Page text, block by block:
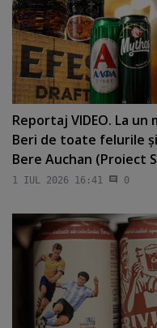
Reportaj VIDEO. La
Beri de toate felurile
Bere Auchan (Proiect
1 IUL 2026 16:41 0